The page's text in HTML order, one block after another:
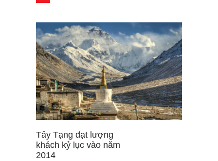
Tây Tạng đạt lượng
khách kỷ lục vào năm
2014